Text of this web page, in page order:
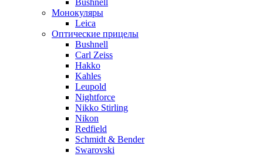
Bushnell
Монокуляры
Leica
Оптические прицелы
Bushnell
Carl Zeiss
Hakko
Kahles
Leupold
Nightforce
Nikko Stirling
Nikon
Redfield
Schmidt & Bender
Swarovski